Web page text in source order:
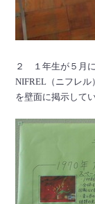
２ １年生が５月
NIFREL（ニフレ
を壁面に掲示して